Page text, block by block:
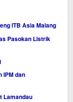
ITB Asia Malang
Pasokan Listrik
IPM dan
Lamandau